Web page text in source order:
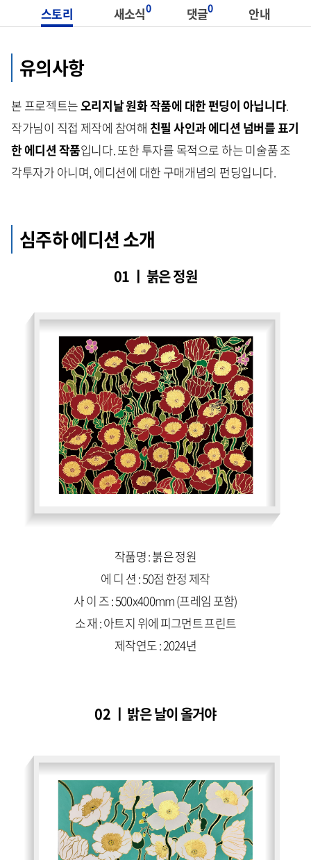
스토리 새소식0 댓글0 안내
유의사항
본 프로젝트는오리지날 원화 작품에 대한 펀딩이 아닙니다.
작가님이 직접 제작에 참여해 친필 사인과 에디션 넘버를 표기
한에디션 작품입니다. 또한 투자를 목적으로 하는 미술품 조
각투자가 아니며, 에디션에 대한 구매개념의 펀딩입니다.
심주하 에디션 소개
01 ㅣ 붉은 정원
작품명 : 붉은 정원
에 디 션 : 50점 한정 제작
사 이 즈 : 500x400mm (프레임 포함)
소 재 : 아트지 위에 피그먼트 프린트
제작연도 : 2024년
02 ㅣ 밝은 날이 올거야